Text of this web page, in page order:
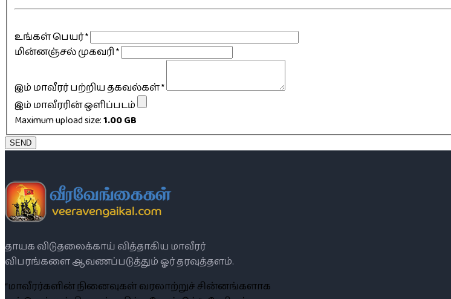
உங்கள் பெயர்*
மின்னஞ்சல் முகவரி*
இம் மாவீரர் பற்றிய தகவல்கள்*
இம் மாவீரரின் ஒளிப்படம்
Maximum upload size:1.00 GB
SEND
தாயக விடுதலைக்காய் வித்தாகிய மாவீரர்
விபரங்களை ஆவணப்படுத்தும் ஓர் தரவுத்தளம்.
“மாவீரர்களின் நினைவுகள் வரலாற்றுச் சின்னங்களாக